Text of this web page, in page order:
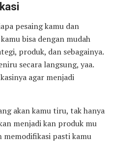
pesaing kamu dan
bisa dengan mudah
produk, dan sebagainya.
secara langsung, yaa.
agar menjadi
akan kamu tiru, tak hanya
menjadi kan produk mu
memodifikasi pasti kamu